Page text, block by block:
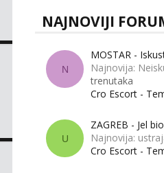
NAJNOVIJI
N
MOSTAR -
Najnovija:
trenutaka
Cro Escort -
U
ZAGREB - Jel
Najnovija:
Cro Escort -